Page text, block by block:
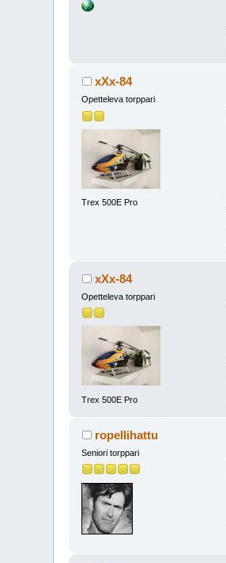
xXx-84
Opetteleva torppari
Trex 500E Pro
xXx-84
Opetteleva torppari
Trex 500E Pro
ropellihattu
Seniori torppari